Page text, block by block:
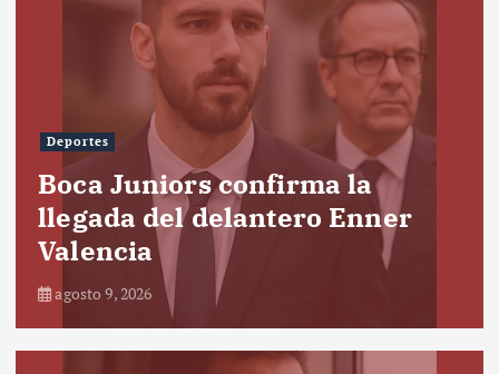
Deportes
Boca Juniors confirma la
llegada del delantero Enner
Valencia
agosto 9, 2026